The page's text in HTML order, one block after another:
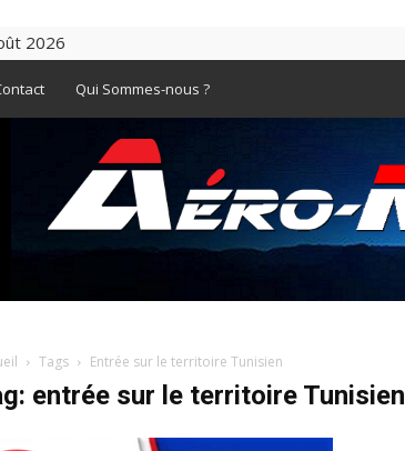
2026
Qui Sommes-nous ?
Tags Entrée sur le territoire Tunisien
entrée sur le territoire Tunisien